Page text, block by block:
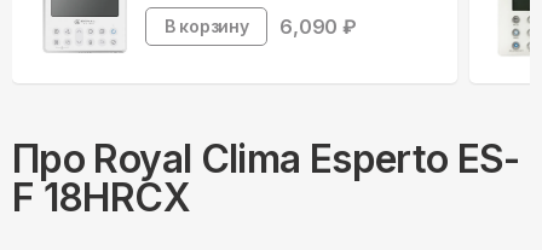
В корзину 6,090 ₽
Про Royal Clima Esperto ES-
F 18HRCX